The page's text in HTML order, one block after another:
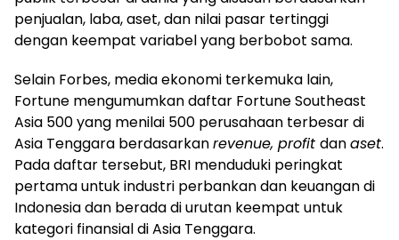
penjualan, laba, aset, dan nilai pasar tertinggi
dengan keempat variabel yang berbobot sama.
Selain Forbes, media ekonomi terkemuka lain,
Fortune mengumumkan daftar Fortune Southeast
Asia 500 yang menilai 500 perusahaan terbesar di
Asia Tenggara berdasarkanrevenue, profit danaset.
Pada daftar tersebut, BRI menduduki peringkat
pertama untuk industri perbankan dan keuangan di
Indonesia dan berada di urutan keempat untuk
kategori finansial di Asia Tenggara.